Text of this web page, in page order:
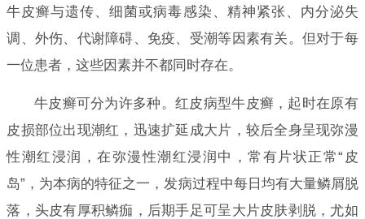
牛皮癣与遗传、细菌或病毒感染、精神紧张、内分泌失
调、外伤、代谢障碍、免疫、受潮等因素有关。但对于每
一位患者，这些因素并不都同时存在。
牛皮癣可分为许多种。红皮病型牛皮癣，起时在原有
皮损部位出现潮红，迅速扩延成大片，较后全身呈现弥漫
性潮红浸润，在弥漫性潮红浸润中，常有片状正常“皮
岛”，为本病的特征之一，发病过程中每日均有大量鳞屑脱
落，头皮有厚积鳞痂，后期手足可呈大片皮肤剥脱，尤如